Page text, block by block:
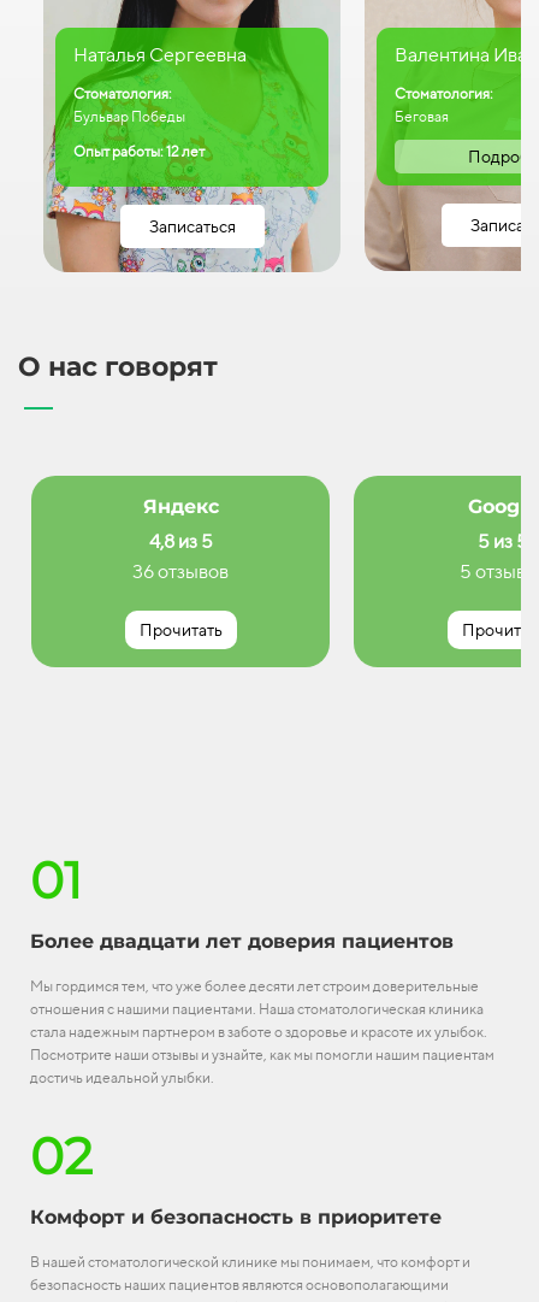
Наталья Сергеевна
Стоматология:
Бульвар Победы
Опыт работы: 12 лет
Записаться
Валентина
Стоматология:
Беговая
О нас говорят
Яндекс
4,8 из 5
36 отзывов
Прочитать
Google
5 из 5
5
01
Более двадцати лет доверия пациентов
Мы гордимся тем, что уже более десяти лет строим доверительные
отношения с нашими пациентами. Наша стоматологическая клиника
стала надежным партнером в заботе о здоровье и красоте их улыбок.
Посмотрите наши отзывы и узнайте, как мы помогли нашим пациентам
достичь идеальной улыбки.
02
Комфорт и безопасность в приоритете
В нашей стоматологической клинике мы понимаем, что комфорт и
безопасность наших пациентов являются основополагающими